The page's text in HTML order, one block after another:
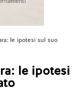
le ipotesi sul suo
le ipotesi